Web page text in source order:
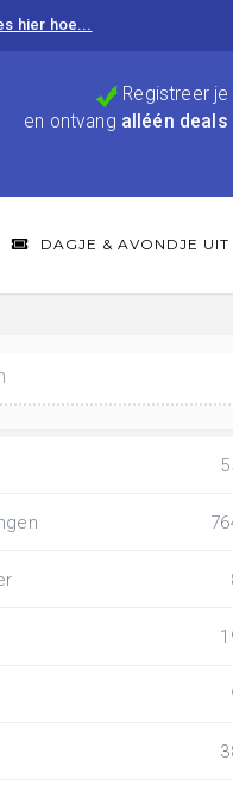
hier hoe...
Registreer je
en ontvang alléén deals
DAGJE & AVONDJE UIT